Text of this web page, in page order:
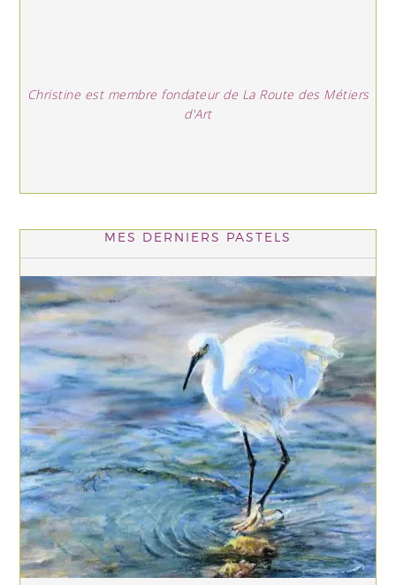
Christine est membre fondateur de La Route des Métiers
d'Art
MES DERNIERS PASTELS